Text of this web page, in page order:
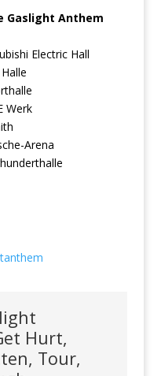
Gaslight Anthem
Electric Hall
Werk
Arena
Hurt,
Tour,